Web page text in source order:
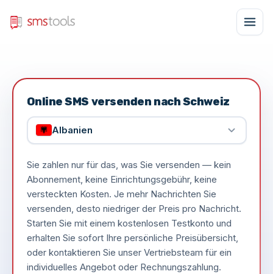
Online SMS versenden nach Schweiz
Albanien
Sie zahlen nur für das, was Sie versenden — kein
Abonnement, keine Einrichtungsgebühr, keine
versteckten Kosten. Je mehr Nachrichten Sie
versenden, desto niedriger der Preis pro Nachricht.
Starten Sie mit einem kostenlosen Testkonto und
erhalten Sie sofort Ihre persönliche Preisübersicht,
oder kontaktieren Sie unser Vertriebsteam für ein
individuelles Angebot oder Rechnungszahlung.